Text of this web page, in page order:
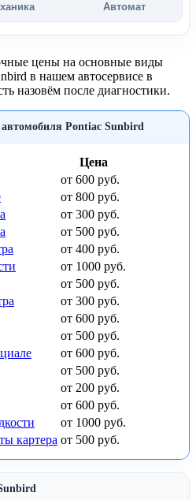
Автомат
цены на основные виды
в нашем автосервисе в
назовём после диагностики.
автомобиля Pontiac Sunbird
Цена
от 600 руб.
от 800 руб.
от 300 руб.
от 500 руб.
от 400 руб.
от 1000 руб.
от 500 руб.
от 300 руб.
от 600 руб.
от 500 руб.
от 600 руб.
от 500 руб.
от 200 руб.
от 600 руб.
от 1000 руб.
картера от 500 руб.